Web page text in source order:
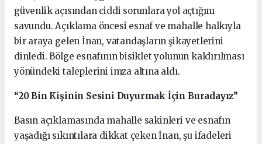
güvenlik açısından ciddi sorunlara yol açtığını
savundu. Açıklama öncesi esnaf ve mahalle halkıyla
bir araya gelen İnan, vatandaşların şikayetlerini
dinledi. Bölge esnafının bisiklet yolunun kaldırılması
yönündeki taleplerini imza altına aldı.
“20 Bin Kişinin Sesini Duyurmak İçin Buradayız”
Basın açıklamasında mahalle sakinleri ve esnafın
yaşadığı sıkıntılara dikkat çeken İnan, şu ifadeleri